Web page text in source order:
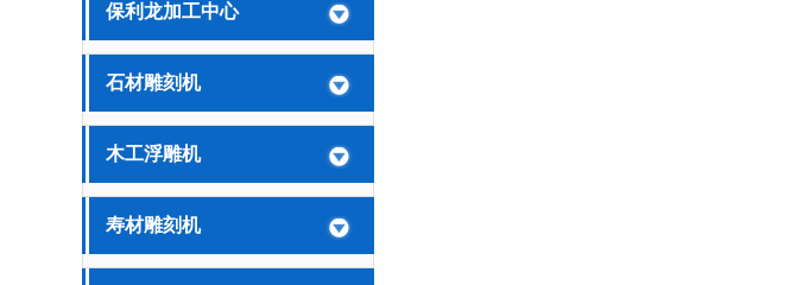
保利龙加工中心
石材雕刻机
木工浮雕机
寿材雕刻机